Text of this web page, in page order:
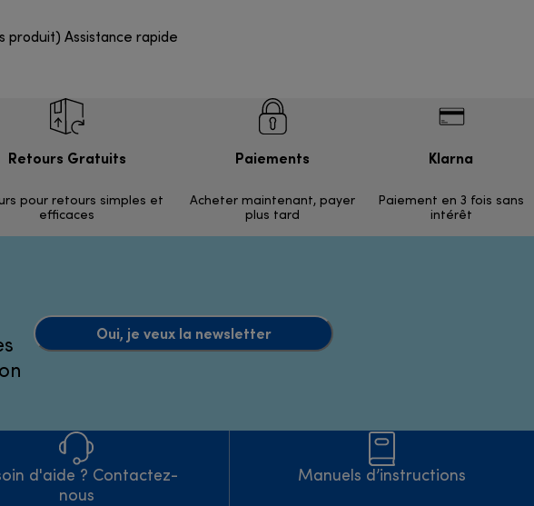
produit) Assistance rapide
Retours Gratuits
pour retours simples et
efficaces
Paiements
Acheter maintenant, payer
plus tard
Klarna
Paiement en 3 fois sans
intérêt
Oui, je veux la newsletter
d'aide ? Contactez-
nous
Manuels d’instructions